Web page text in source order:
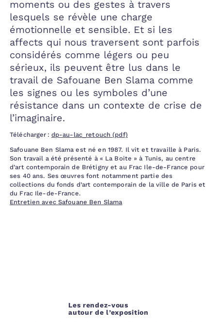
moments ou des gestes à travers
lesquels se révèle une charge
émotionnelle et sensible. Et si les
affects qui nous traversent sont parfois
considérés comme légers ou peu
sérieux, ils peuvent être lus dans le
travail de Safouane Ben Slama comme
les signes ou les symboles d’une
résistance dans un contexte de crise de
l’imaginaire.
Télécharger : dp-au-lac_retouch (pdf)
Safouane Ben Slama est né en 1987. Il vit et travaille à Paris.
Son travail a été présenté à « La Boite » à Tunis, au centre
d’art contemporain de Brétigny et au Frac Ile-de-France pour
ses 40 ans. Ses œuvres font notamment partie des
collections du fonds d’art contemporain de la ville de Paris et
du Frac Ile-de-France.
Entretien avec Safouane Ben Slama
Les rendez-vous
autour de l’exposition